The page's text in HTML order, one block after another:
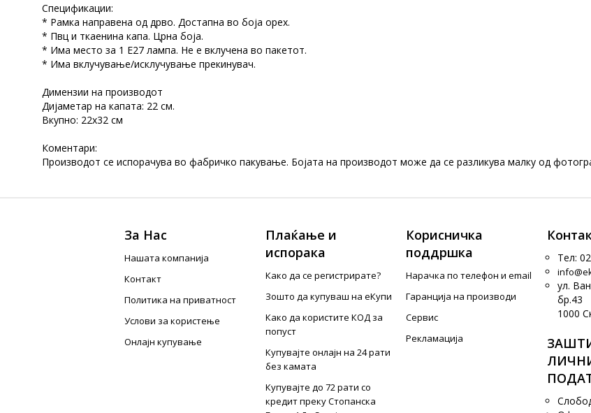
Спецификации:
* Рамка направена од дрво. Достапна во боја орех.
* Пвц и ткаенина капа. Црна боја.
* Има место за 1 Е27 лампа. Не е вклучена во пакетот.
* Има вклучување/исклучување прекинувач.
Димензии на производот
Дијаметар на капата: 22 см.
Вкупно: 22x32 см
Коментари:
Производот се испорачува во фабричко пакување. Бојата на производот може да се разликува малку од
За Нас
Нашата компанија
Контакт
Политика на приватност
Услови за користење
Онлајн купување
Плаќање и
испорака
Како да се регистрирате?
Зошто да купуваш на еКупи
Како да користите КОД за
попуст
Купувајте онлајн на 24 рати
без камата
Купувајте до 72 рати со
кредит преку Стопанска
Корисничка
поддршка
Нарачка по телефон и еmail
Гаранција на производи
Сервис
Рекламација
Тел:
ул.
бр.43
1000